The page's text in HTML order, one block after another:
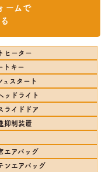
ームで
ヒーター
トキー
ュスタート
ッドライト
ライドドア
抑制装置
エアバッグ
ンエアバッグ